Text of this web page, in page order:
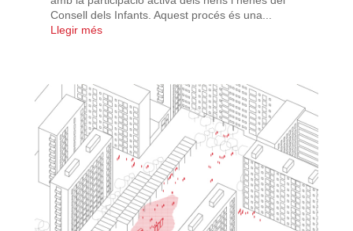
Consell dels Infants. Aquest procés és una...
Llegir més